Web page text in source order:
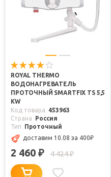
ROYAL THERMO
ВОДОНАГРЕВАТЕЛЬ
ПРОТОЧНЫЙ SMARTFIX TS 5,5
KW
Код товара
453963
Страна
Россия
Тип
Проточный
доставим 10.08 за 400₽
2 460 ₽ 4 424₽